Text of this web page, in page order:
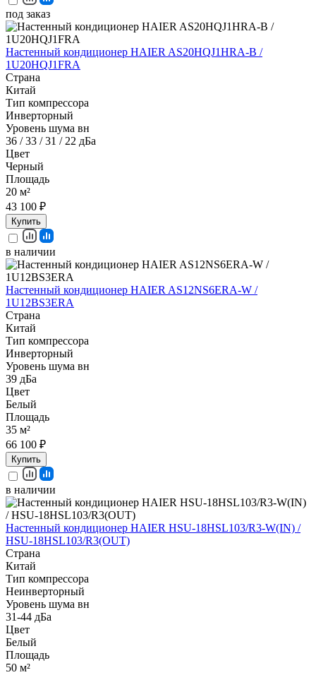
под заказ
Настенный кондиционер HAIER AS20HQJ1HRA-B /
1U20HQJ1FRA
Страна
Китай
Тип компрессора
Инверторный
Уровень шума вн
36 / 33 / 31 / 22 дБа
Цвет
Черный
Площадь
20 м²
43 100 ₽
Купить
в наличии
Настенный кондиционер HAIER AS12NS6ERA-W /
1U12BS3ERA
Страна
Китай
Тип компрессора
Инверторный
Уровень шума вн
39 дБа
Цвет
Белый
Площадь
35 м²
66 100 ₽
Купить
в наличии
Настенный кондиционер HAIER HSU-18HSL103/R3-W(IN) /
HSU-18HSL103/R3(OUT)
Страна
Китай
Тип компрессора
Неинверторный
Уровень шума вн
31-44 дБа
Цвет
Белый
Площадь
50 м²